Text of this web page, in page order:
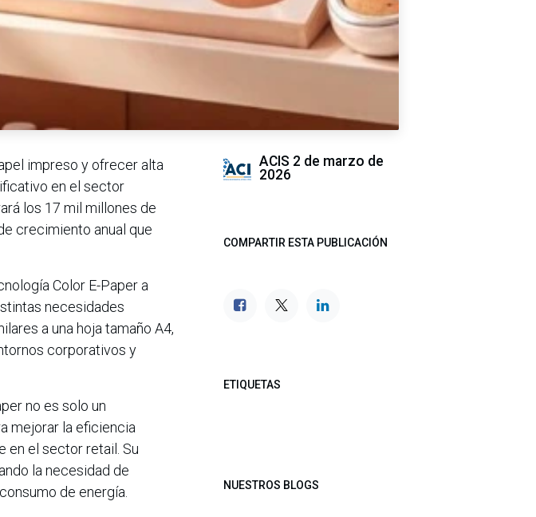
impreso y ofrecer alta
en el sector
los 17 mil millones de
crecimiento anual que
Color E-Paper a
necesidades
a una hoja tamaño A4,
corporativos y
no es solo un
mejorar la eficiencia
en el sector retail. Su
la necesidad de
de energía.
ACIS 2 de marzo de
2026
COMPARTIR ESTA PUBLICACIÓN
ETIQUETAS
NUESTROS BLOGS